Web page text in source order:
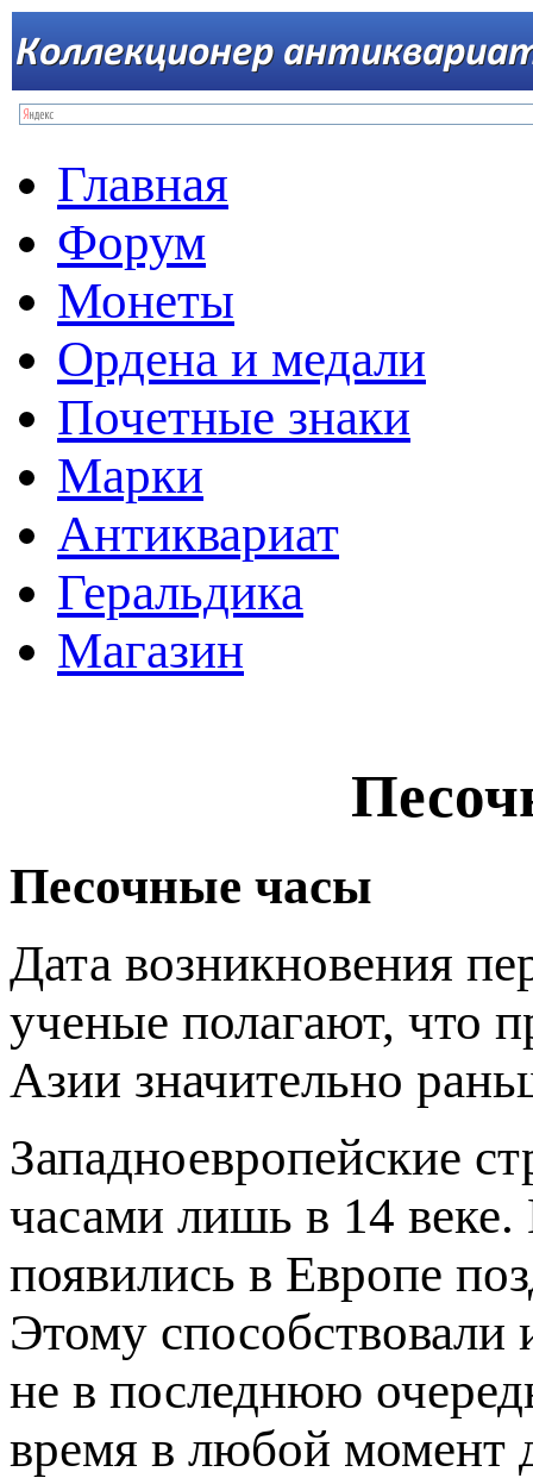
Главная
Форум
Монеты
Ордена и медали
Почетные знаки
Марки
Антиквариат
Геральдика
Магазин
Песочные часы
Дата возникновения
ученые полагают, что
Азии значительно
Западноевропейские
часами лишь в 14
появились в Европе
Этому способствовали
не в последнюю
время в любой момент